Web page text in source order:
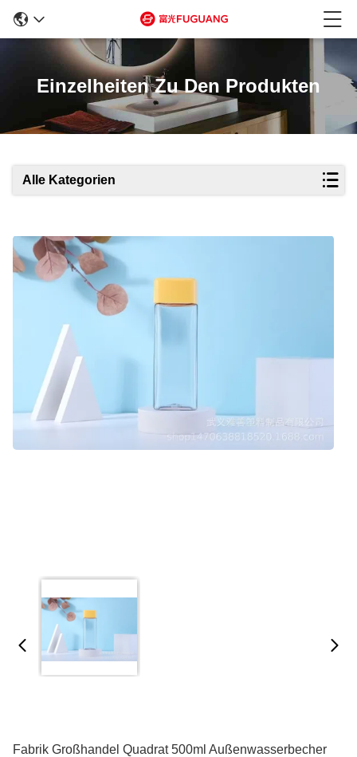
Einzelheiten Zu Den Produkten
Alle Kategorien
Fabrik Großhandel Quadrat 500ml Außenwasserbecher